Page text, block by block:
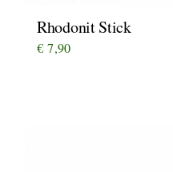
Rhodonit Stick
€ 7,90